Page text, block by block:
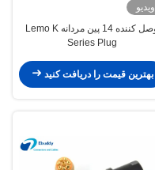
ویدیو
وصل کننده 14 پین مردانه Lemo K
Series Plug
بهترین قیمت را دریافت کنید